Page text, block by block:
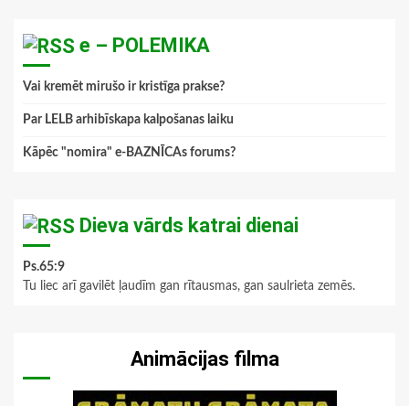
e – POLEMIKA
Vai kremēt mirušo ir kristīga prakse?
Par LELB arhibīskapa kalpošanas laiku
Kāpēc "nomira" e-BAZNĪCAs forums?
Dieva vārds katrai dienai
Ps.65:9
Tu liec arī gavilēt ļaudīm gan rītausmas, gan saulrieta zemēs.
Animācijas filma